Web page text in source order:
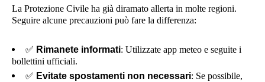
La Protezione Civile ha già diramato allerta in molte regioni.
Seguire alcune precauzioni può fare la differenza:
✅ Rimanete informati: Utilizzate app meteo e seguite i
bollettini ufficiali.
✅ Evitate spostamenti non necessari: Se possibile,